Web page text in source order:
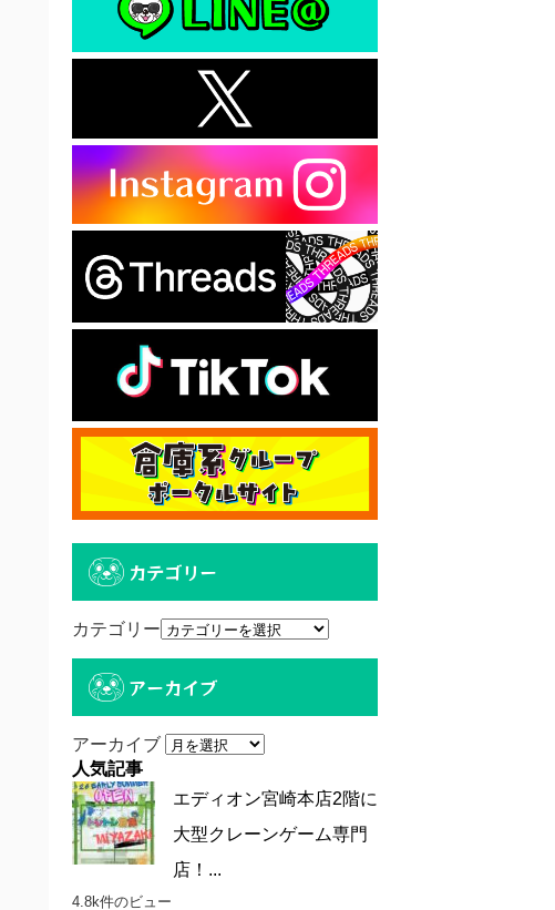
カテゴリー
カテゴリー
アーカイブ
アーカイブ
人気記事
エディオン宮崎本店2階に
大型クレーンゲーム専門
店！...
4.8k件のビュー